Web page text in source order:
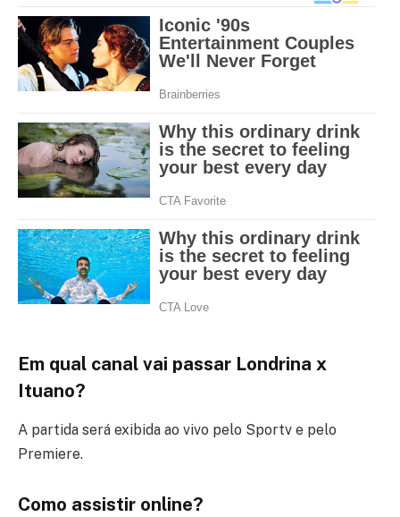
Em qual canal vai passar Londrina x
Ituano?
A partida será exibida ao vivo pelo Sportv e pelo
Premiere.
Como assistir online?